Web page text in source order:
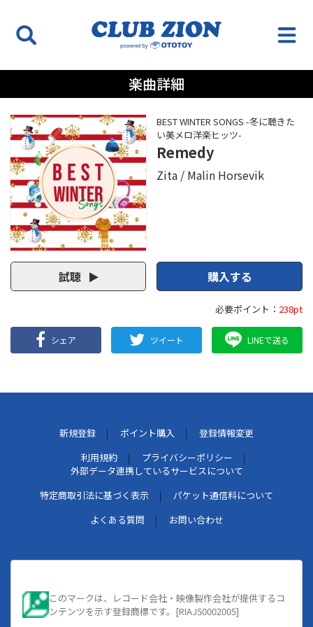
楽曲詳細
BEST WINTER SONGS -冬に聴きた
い美メロ洋楽ヒッツ-
Remedy
Zita Malin Horsevik
試聴 購入する
必要ポイント： 238pt
シェア ツイート LINEで送る
新規登録 ポイント購入
登録情報変更
利用規約
プライバシーポリシー
外部データ連携しているサービスについて
特定商取引法に基づく表示
パケット通信料について
よくある質問
お問い合わせ
このマークは、レコード会社・映像製作会社が提供するコ
ンテンツを示す登録商標です。[RIAJ50002005]